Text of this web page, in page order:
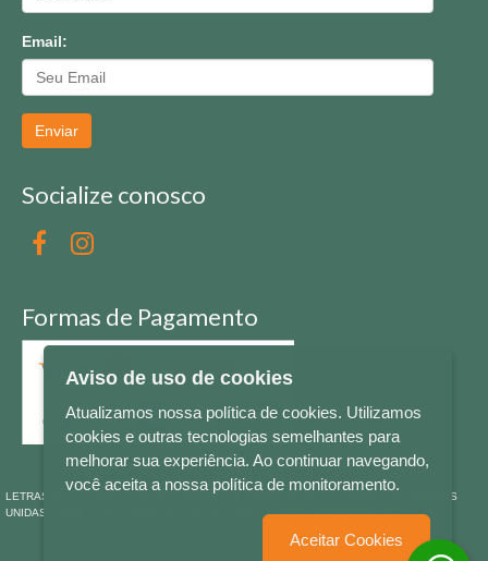
Email:
Enviar
Socialize conosco
Formas de Pagamento
LETRAS & CIA - CNPJ n° 88.587.548/0001-20 - Térreo Bourbon Shopping - AV. NAÇÕES
UNIDAS , 2001 - Lojas 1064/1065 - RIO BRANCO - - NOVO HAMBURGO - RS
Aviso de uso de cookies
Atualizamos nossa política de cookies. Utilizamos
cookies e outras tecnologias semelhantes para
melhorar sua experiência. Ao continuar navegando,
você aceita a nossa política de monitoramento.
Aceitar Cookies